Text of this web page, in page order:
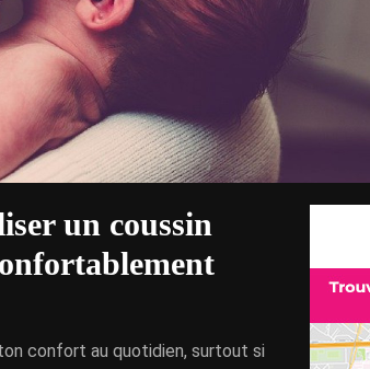
un coussin
confort au quotidien, surtout si